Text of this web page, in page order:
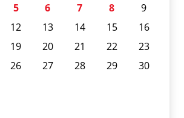
5 6 7 8
9
12 13 14 15
16
19 20 21 22
23
26 27 28 29
30